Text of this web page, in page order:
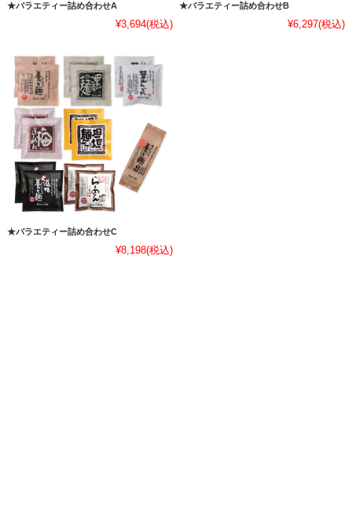
★バラエティー詰め合わせA
¥3,694(税込)
★バラエティー詰め合わせB
¥6,297(税込)
★バラエティー詰め合わせC
¥8,198(税込)